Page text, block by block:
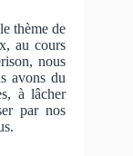
thème de
au cours
nous
avons du
à lâcher
par nos